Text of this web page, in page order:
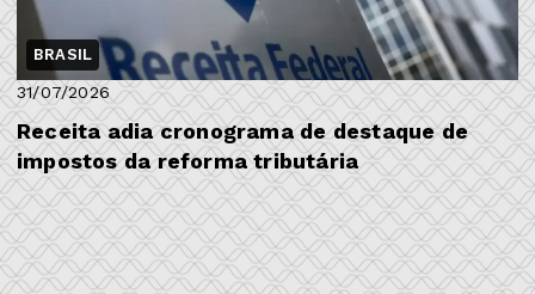
BRASIL
31/07/2026
Receita adia cronograma de destaque de
impostos da reforma tributária